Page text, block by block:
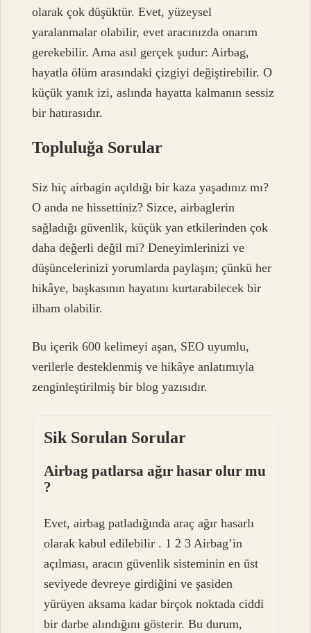
olarak çok düşüktür. Evet, yüzeysel
yaralanmalar olabilir, evet aracınızda onarım
gerekebilir. Ama asıl gerçek şudur: Airbag,
hayatla ölüm arasındaki çizgiyi değiştirebilir. O
küçük yanık izi, aslında hayatta kalmanın sessiz
bir hatırasıdır.
Topluluğa Sorular
Siz hiç airbagin açıldığı bir kaza yaşadınız mı?
O anda ne hissettiniz? Sizce, airbaglerin
sağladığı güvenlik, küçük yan etkilerinden çok
daha değerli değil mi? Deneyimlerinizi ve
düşüncelerinizi yorumlarda paylaşın; çünkü her
hikâye, başkasının hayatını kurtarabilecek bir
ilham olabilir.
Bu içerik 600 kelimeyi aşan, SEO uyumlu,
verilerle desteklenmiş ve hikâye anlatımıyla
zenginleştirilmiş bir blog yazısıdır.
Sik Sorulan Sorular
Airbag patlarsa ağır hasar olur mu
?
Evet, airbag patladığında araç ağır hasarlı
olarak kabul edilebilir . 1 2 3 Airbag’in
açılması, aracın güvenlik sisteminin en üst
seviyede devreye girdiğini ve şasiden
yürüyen aksama kadar birçok noktada ciddi
bir darbe alındığını gösterir. Bu durum,